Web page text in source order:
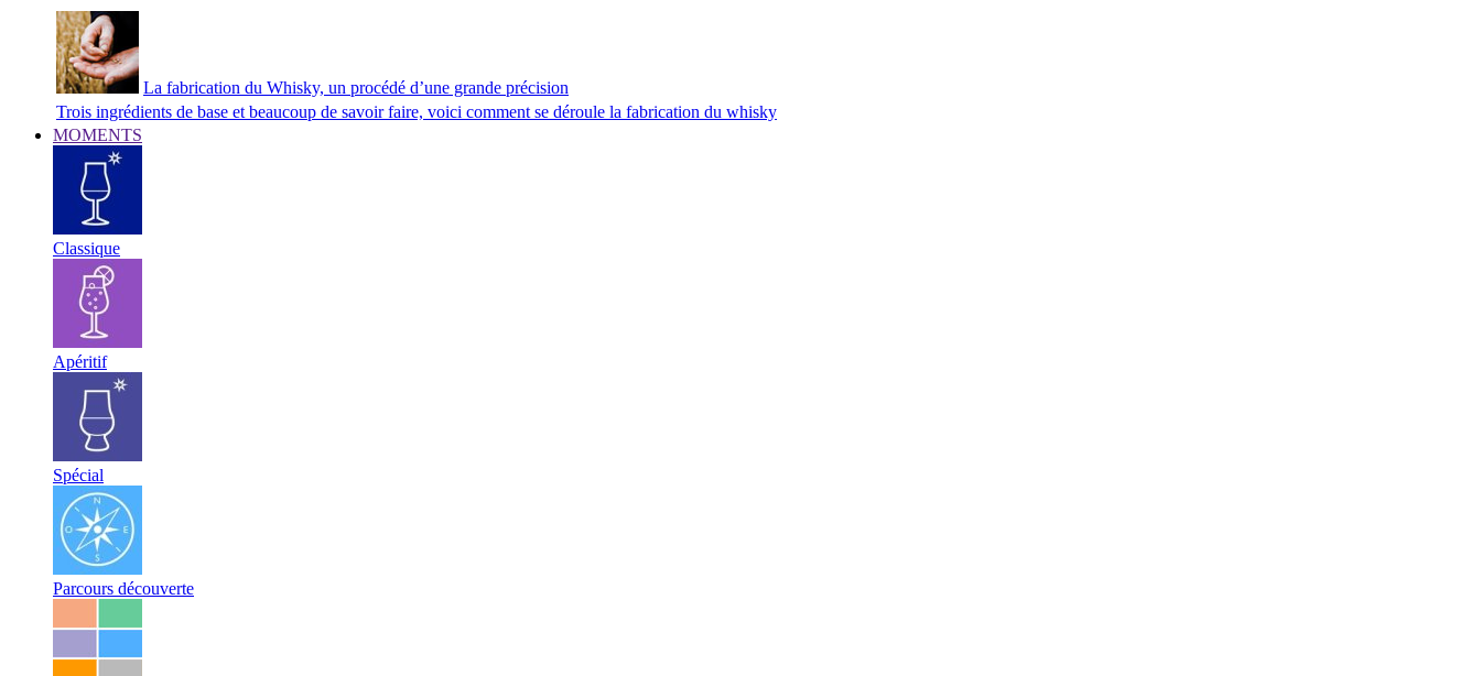
La fabrication du Whisky, un procédé d’une grande précision
Trois ingrédients de base et beaucoup de savoir faire, voici comment se déroule la fabrication du whisky
MOMENTS
Classique
Apéritif
Spécial
Parcours découverte